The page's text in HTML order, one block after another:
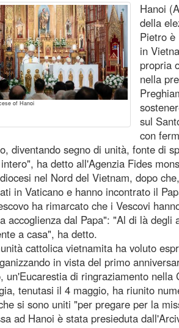
of Hanoi
Hanoi
della
Pietro è
in
propria
nella
sul
con
diventando segno di unità, fonte di
ha detto all'Agenzia Fides
nel Nord del Vietnam, dopo
in Vaticano e hanno incontrato il
ha rimarcato che i Vescovi
accoglienza dal Papa": "Al di là
a casa", ha detto.
cattolica vietnamita ha voluto
in vista del primo
un'Eucarestia di ringraziamento
tenutasi il 4 maggio, ha riunito
si sono uniti "per pregare per la
ad Hanoi è stata presieduta